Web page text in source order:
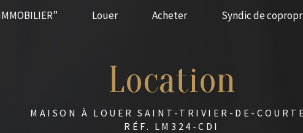
Louer Acheter Syndic de
Location
MAISON À LOUER SAINT-TRIVIER-DE-
RÉF. LM324-CDI